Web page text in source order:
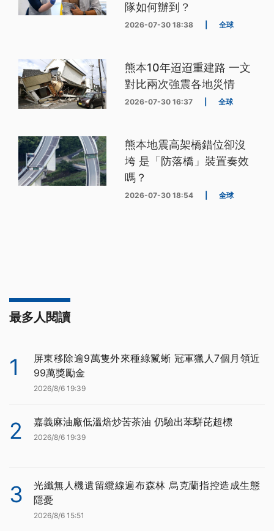
隊如何辦到？
2026-07-30 18:38 全球
熊本10年迢迢重建路 一文
對比兩次強震各地災情
2026-07-30 16:37 全球
熊本地震高架橋錯位卻沒
垮 是「防落橋」裝置奏效
嗎？
2026-07-30 18:54 全球
最多人閱讀
1
屏東移除逾9萬隻外來種綠鬣蜥 冠軍獵人7個月領近
99萬獎勵金
2026/8/6 19:39
2 嘉義麻油廠低溫焙炒苦茶油 仍驗出苯駢芘超標
2026/8/6 19:39
3
光纖無人機遺留纜線遍布森林 烏克蘭指控造成生態
隱憂
2026/8/6 15:51